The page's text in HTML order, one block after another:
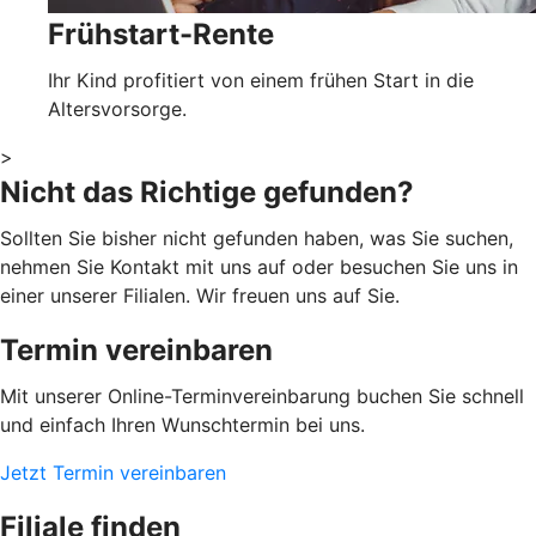
Frühstart-Rente
Ihr Kind profitiert von einem frühen Start in die
Altersvorsorge.
>
Nicht das Richtige gefunden?
Sollten Sie bisher nicht gefunden haben, was Sie suchen,
nehmen Sie Kontakt mit uns auf oder besuchen Sie uns in
einer unserer Filialen. Wir freuen uns auf Sie.
Termin vereinbaren
Mit unserer Online-Terminvereinbarung buchen Sie schnell
und einfach Ihren Wunschtermin bei uns.
Jetzt Termin vereinbaren
Filiale finden